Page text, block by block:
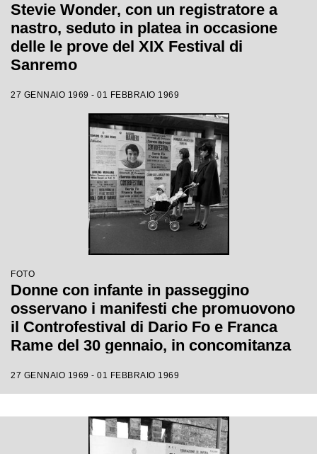
Stevie Wonder, con un registratore a
nastro, seduto in platea in occasione
delle le prove del XIX Festival di
Sanremo
27 GENNAIO 1969 - 01 FEBBRAIO 1969
FOTO
Donne con infante in passeggino
osservano i manifesti che promuovono
il Controfestival di Dario Fo e Franca
Rame del 30 gennaio, in concomitanza
27 GENNAIO 1969 - 01 FEBBRAIO 1969